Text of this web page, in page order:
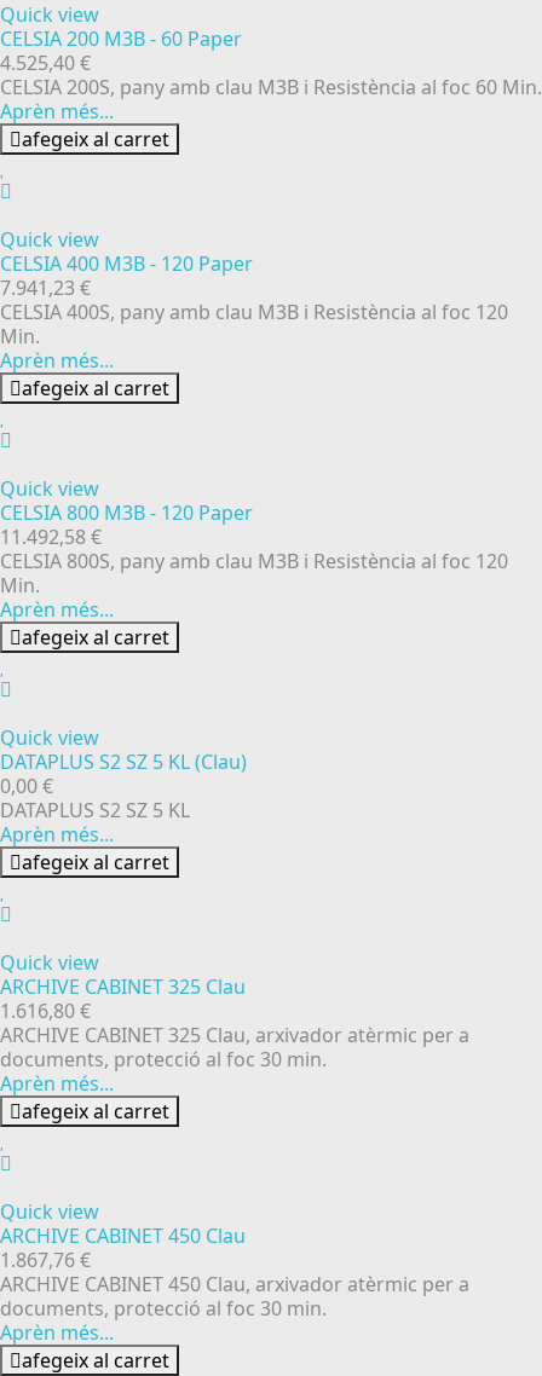
Quick view
CELSIA 200 M3B - 60 Paper
4.525,40 €
CELSIA 200S, pany amb clau M3B i Resistència al foc 60 Min.
Aprèn més...
afegeix al carret
Quick view
CELSIA 400 M3B - 120 Paper
7.941,23 €
CELSIA 400S, pany amb clau M3B i Resistència al foc 120
Min.
Aprèn més...
afegeix al carret
Quick view
CELSIA 800 M3B - 120 Paper
11.492,58 €
CELSIA 800S, pany amb clau M3B i Resistència al foc 120
Min.
Aprèn més...
afegeix al carret
Quick view
DATAPLUS S2 SZ 5 KL (Clau)
0,00 €
DATAPLUS S2 SZ 5 KL
Aprèn més...
afegeix al carret
Quick view
ARCHIVE CABINET 325 Clau
1.616,80 €
ARCHIVE CABINET 325 Clau, arxivador atèrmic per a
documents, protecció al foc 30 min.
Aprèn més...
afegeix al carret
Quick view
ARCHIVE CABINET 450 Clau
1.867,76 €
ARCHIVE CABINET 450 Clau, arxivador atèrmic per a
documents, protecció al foc 30 min.
Aprèn més...
afegeix al carret